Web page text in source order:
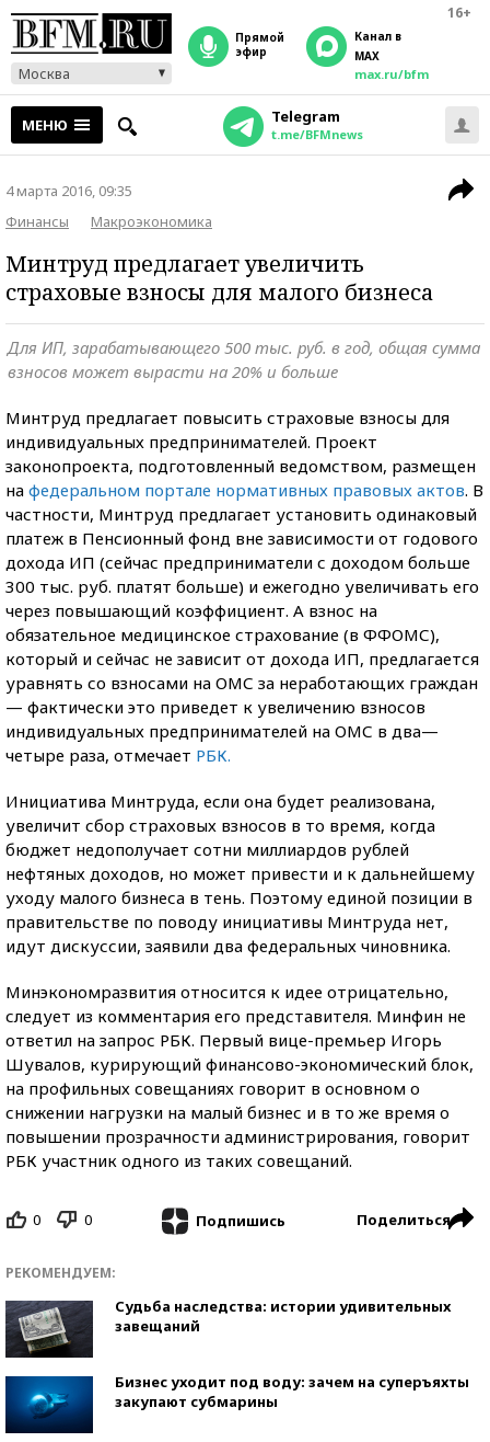
16+
Москва
прямой
эфир
Канал в
MAX
max.ru/bfm
МЕНЮ Telegram
t.me/BFMnews
4 марта 2016, 09:35
Финансы
Макроэкономика
Минтруд предлагает увеличить
страховые взносы для малого бизнеса
Для ИП, зарабатывающего 500 тыс. руб. в год, общая сумма
взносов может вырасти на 20% и больше
Минтруд предлагает повысить страховые взносы для
индивидуальных предпринимателей. Проект
законопроекта, подготовленный ведомством, размещен
на федеральном портале нормативных правовых актов. В
частности, Минтруд предлагает установить одинаковый
платеж в Пенсионный фонд вне зависимости от годового
дохода ИП (сейчас предприниматели с доходом больше
300 тыс. руб. платят больше) и ежегодно увеличивать его
через повышающий коэффициент. А взнос на
обязательное медицинское страхование (в ФФОМС),
который и сейчас не зависит от дохода ИП, предлагается
уравнять со взносами на ОМС за неработающих граждан
— фактически это приведет к увеличению взносов
индивидуальных предпринимателей на ОМС в два—
четыре раза, отмечает РБК.
Инициатива Минтруда, если она будет реализована,
увеличит сбор страховых взносов в то время, когда
бюджет недополучает сотни миллиардов рублей
нефтяных доходов, но может привести и к дальнейшему
уходу малого бизнеса в тень. Поэтому единой позиции в
правительстве по поводу инициативы Минтруда нет,
идут дискуссии, заявили два федеральных чиновника.
Минэкономразвития относится к идее отрицательно,
следует из комментария его представителя. Минфин не
ответил на запрос РБК. Первый вице-премьер Игорь
Шувалов, курирующий финансово-экономический блок,
на профильных совещаниях говорит в основном о
снижении нагрузки на малый бизнес и в то же время о
повышении прозрачности администрирования, говорит
РБК участник одного из таких совещаний.
0 0 Подпишись Поделиться
РЕКОМЕНДУЕМ:
Судьба наследства: истории удивительных
завещаний
Бизнес уходит под воду: зачем на суперъяхты
закупают субмарины